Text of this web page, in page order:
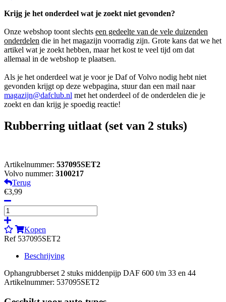
Krijg je het onderdeel wat je zoekt niet gevonden?
Onze webshop toont slechts een gedeelte van de vele duizenden
onderdelen die in het magazijn voorradig zijn. Grote kans dat we het
artikel wat je zoekt hebben, maar het kost te veel tijd om dat
allemaal in de webshop te plaatsen.
Als je het onderdeel wat je voor je Daf of Volvo nodig hebt niet
gevonden krijgt op deze webpagina, stuur dan een mail naar
magazijn@dafclub.nl met het onderdeel of de onderdelen die je
zoekt en dan krijg je spoedig reactie!
Rubberring uitlaat (set van 2 stuks)
Artikelnummer: 537095SET2
Volvo nummer: 3100217
Terug
€3,99
Kopen
Ref 537095SET2
Beschrijving
Ophangrubberset 2 stuks middenpijp DAF 600 t/m 33 en 44
Artikelnummer: 537095SET2